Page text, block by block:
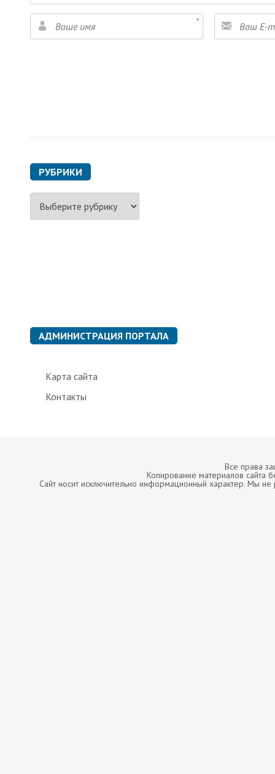
РУБРИКИ
Р
б
АДМИНИСТРАЦИЯ ПОРТАЛА
Карта сайта
Контакты
Все права
Копирование материалов сайта
Сайт носит исключительно информационный характер. Мы